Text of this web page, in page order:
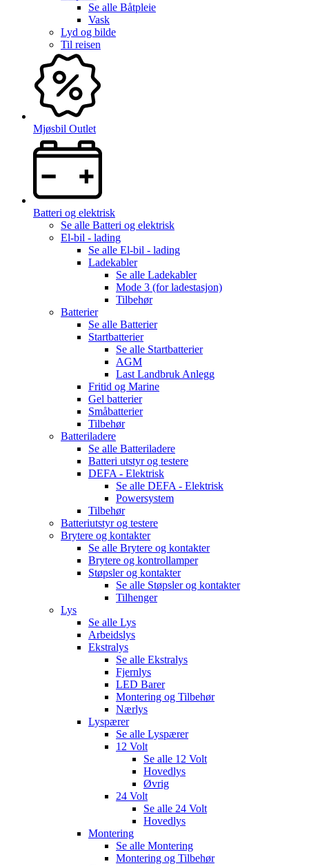
Se alle Båtpleie
Vask
Lyd og bilde
Til reisen
Mjøsbil Outlet
Batteri og elektrisk
Se alle Batteri og elektrisk
El-bil - lading
Se alle El-bil - lading
Ladekabler
Se alle Ladekabler
Mode 3 (for ladestasjon)
Tilbehør
Batterier
Se alle Batterier
Startbatterier
Se alle Startbatterier
AGM
Last Landbruk Anlegg
Fritid og Marine
Gel batterier
Småbatterier
Tilbehør
Batteriladere
Se alle Batteriladere
Batteri utstyr og testere
DEFA - Elektrisk
Se alle DEFA - Elektrisk
Powersystem
Tilbehør
Batteriutstyr og testere
Brytere og kontakter
Se alle Brytere og kontakter
Brytere og kontrollamper
Støpsler og kontakter
Se alle Støpsler og kontakter
Tilhenger
Lys
Se alle Lys
Arbeidslys
Ekstralys
Se alle Ekstralys
Fjernlys
LED Barer
Montering og Tilbehør
Nærlys
Lyspærer
Se alle Lyspærer
12 Volt
Se alle 12 Volt
Hovedlys
Øvrig
24 Volt
Se alle 24 Volt
Hovedlys
Montering
Se alle Montering
Montering og Tilbehør